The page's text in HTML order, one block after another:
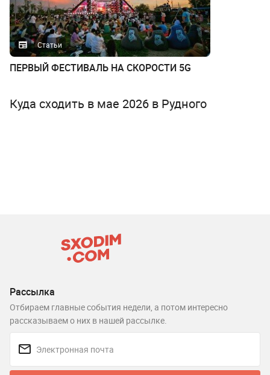
Статьи
ПЕРВЫЙ ФЕСТИВАЛЬ НА СКОРОСТИ 5G
Куда сходить в мае 2026 в Рудного
Рассылка
Отбираем главные события недели, а потом интересно
рассказываем о них в нашей рассылке.